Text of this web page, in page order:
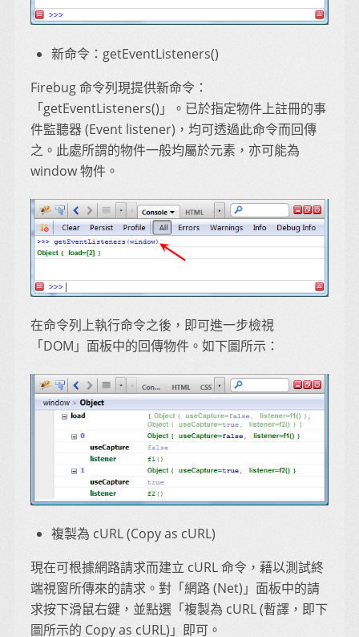
新命令：getEventListeners()
Firebug 命令列現提供新命令：
「getEventListeners()」。已於指定物件上註冊的事
件監聽器 (Event listener)，均可透過此命令而回傳
之。此處所謂的物件一般均屬於元素，亦可能為
window 物件。
在命令列上執行命令之後，即可進一步檢視
「DOM」面板中的回傳物件。如下圖所示：
複製為 cURL (Copy as cURL)
現在可根據網路請求而建立 cURL 命令，藉以測試終
端視窗所傳來的請求。對「網路 (Net)」面板中的請
求按下滑鼠右鍵，並點選「複製為 cURL (暫譯，即下
圖所示的 Copy as cURL)」即可。